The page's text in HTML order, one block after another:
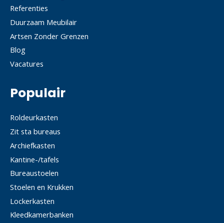
Referenties
Duurzaam Meubilair
Artsen Zonder Grenzen
Blog
Vacatures
Populair
Roldeurkasten
Zit sta bureaus
Archiefkasten
Kantine-/tafels
Bureaustoelen
Stoelen en Krukken
Lockerkasten
Kleedkamerbanken